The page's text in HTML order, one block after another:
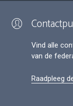
Vind alle
van de
Raadpleeg